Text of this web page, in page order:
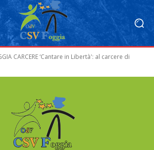
CARCERE ‘Cantare in Libertà': al carcere di